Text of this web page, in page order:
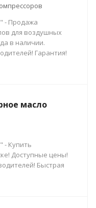
- Продажа
для воздушных
в наличии.
Гарантия!
масло
- Купить
Доступные цены!
Быстрая